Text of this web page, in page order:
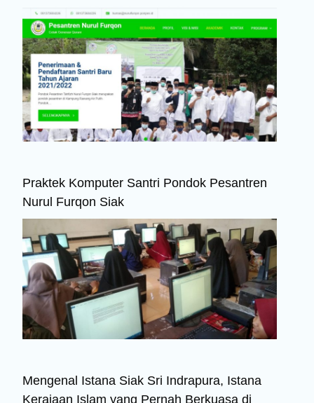
Praktek Komputer Santri Pondok Pesantren
Nurul Furqon Siak
Mengenal Istana Siak Sri Indrapura, Istana
Kerajaan Islam yang Pernah Berkuasa di